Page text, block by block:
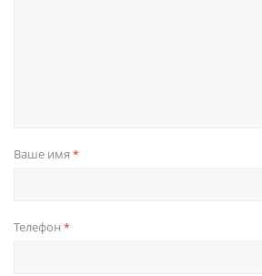
Ваше имя *
Телефон *